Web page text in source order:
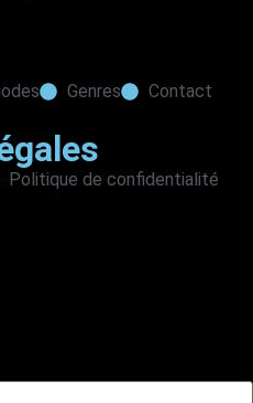
Genres Contact
Politique de confidentialité